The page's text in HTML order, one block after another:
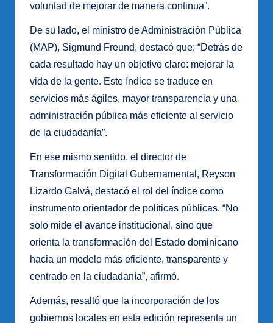
voluntad de mejorar de manera continua”.
De su lado, el ministro de Administración Pública
(MAP), Sigmund Freund, destacó que: “Detrás de
cada resultado hay un objetivo claro: mejorar la
vida de la gente. Este índice se traduce en
servicios más ágiles, mayor transparencia y una
administración pública más eficiente al servicio
de la ciudadanía”.
En ese mismo sentido, el director de
Transformación Digital Gubernamental, Reyson
Lizardo Galvá, destacó el rol del índice como
instrumento orientador de políticas públicas. “No
solo mide el avance institucional, sino que
orienta la transformación del Estado dominicano
hacia un modelo más eficiente, transparente y
centrado en la ciudadanía”, afirmó.
Además, resaltó que la incorporación de los
gobiernos locales en esta edición representa un